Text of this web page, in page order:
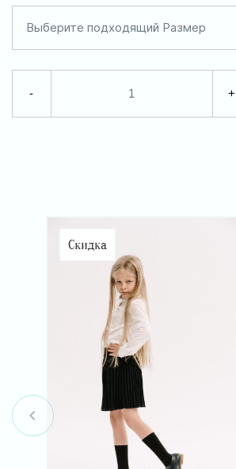
Выберите подходящий Размер
- +
Скидка